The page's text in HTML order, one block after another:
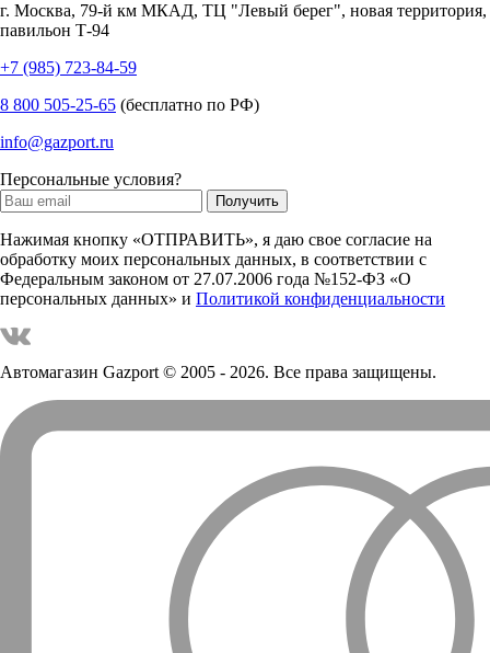
г. Москва, 79-й км МКАД, ТЦ "Левый берег", новая территория,
павильон Т-94
+7 (985) 723-84-59
8 800 505-25-65 (бесплатно по РФ)
info@gazport.ru
Персональные условия?
Нажимая кнопку «ОТПРАВИТЬ», я даю свое согласие на
обработку моих персональных данных, в соответствии с
Федеральным законом от 27.07.2006 года №152-ФЗ «О
персональных данных» и Политикой конфиденциальности
Автомагазин Gazport© 2005 - 2026. Все права защищены.